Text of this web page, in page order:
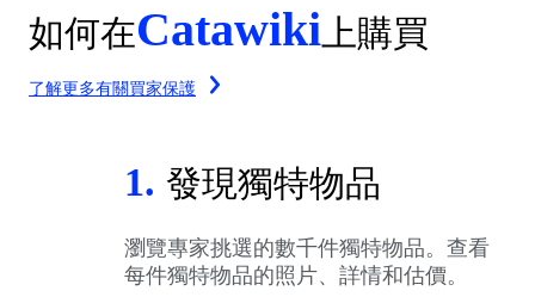
如何在Catawiki 上購買
了解更多有關買家保護
1. 發現獨特物品
瀏覽專家挑選的數千件獨特物品。查看
每件獨特物品的照片、詳情和估價。